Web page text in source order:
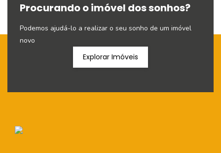
Procurando o imóvel dos sonhos?
Podemos ajudá-lo a realizar o seu sonho de um imóvel
novo
Explorar Imóveis